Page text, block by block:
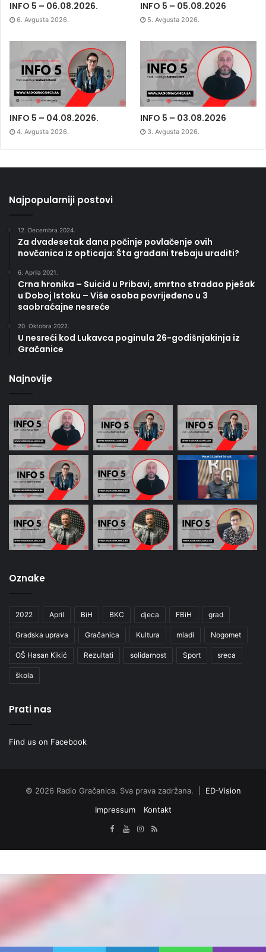
INFO 5 – 06.08.2026.
6. Avgusta 2026.
INFO 5 – 05.08.2026
5. Avgusta 2026.
INFO 5 – 04.08.2026.
4. Avgusta 2026.
INFO 5 – 03.08.2026
3. Avgusta 2026.
Najpopularniji postovi
12. Decembra 2024.
Za dvadesetak dana počinje povlačenje ovih
novčanica iz opticaja: Šta građani trebaju uraditi?
6. Aprila 2021.
Crna hronika – Suicid u Pribavi, smrtno stradao pješak
u Doboj Istoku – Više osoba povrijeđeno u 3
saobraćajne nesreće
20. Oktobra 2022.
U nesreći kod Lukavca poginula 26-godišnjakinja iz
Gračanice
Najnovije
Oznake
2022 April BiH BKC djeca FBiH grad
Gradska uprava Gračanica Kultura mladi Nogomet
OŠ Hasan Kikić Rezultati solidarnost Sport sreca
škola
Prati nas
Find us on Facebook
© 2026 Radio Gračanica. Sva prava zadržana. | ED-Vision
Impressum
Kontakt